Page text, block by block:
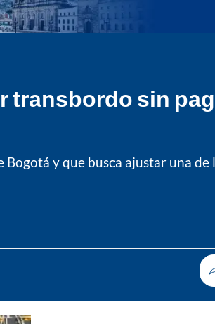
transbordo sin
y que busca ajustar una de